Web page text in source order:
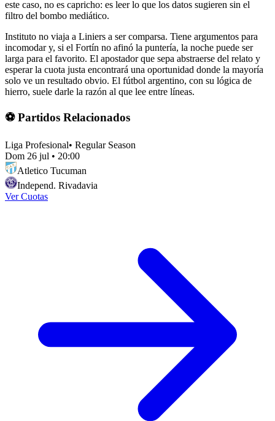
este caso, no es capricho: es leer lo que los datos sugieren sin el
filtro del bombo mediático.
Instituto no viaja a Liniers a ser comparsa. Tiene argumentos para
incomodar y, si el Fortín no afinó la puntería, la noche puede ser
larga para el favorito. El apostador que sepa abstraerse del relato y
esperar la cuota justa encontrará una oportunidad donde la mayoría
solo ve un resultado obvio. El fútbol argentino, con su lógica de
hierro, suele darle la razón al que lee entre líneas.
⚽ Partidos Relacionados
Liga Profesional• Regular Season
Dom 26 jul • 20:00
Atletico Tucuman
Independ. Rivadavia
Ver Cuotas